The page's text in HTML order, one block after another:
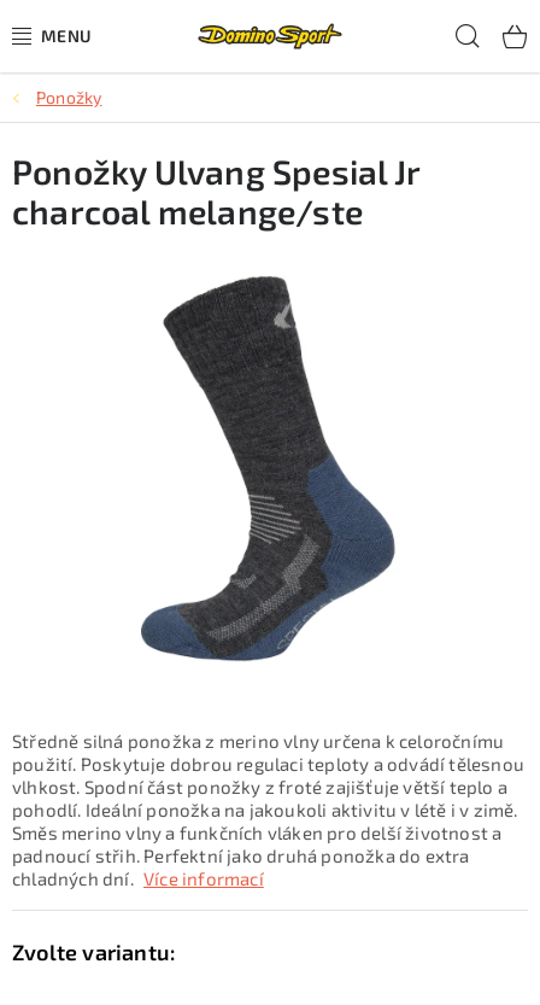
na
CYKLISTIKA
SJEZDOVÉ LYŽOVÁNÍ
SKIALPOVÉ LYŽOVÁNÍ
Ponožky
Středně silná ponožka z merino vlny určena k celoročnímu
použití. Poskytuje dobrou regulaci teploty a odvádí tělesnou
vlhkost. Spodní část ponožky z froté zajišťuje větší teplo a
pohodlí. Ideální ponožka na jakoukoli aktivitu v létě i v zimě.
Směs merino vlny a funkčních vláken pro delší životnost a
padnoucí střih. Perfektní jako druhá ponožka do extra
chladných dní. Více informací
Ponožky Ulvang Spesial Jr
charcoal melange/ste